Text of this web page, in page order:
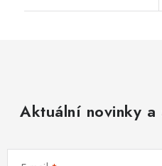
Aktuální novinky a